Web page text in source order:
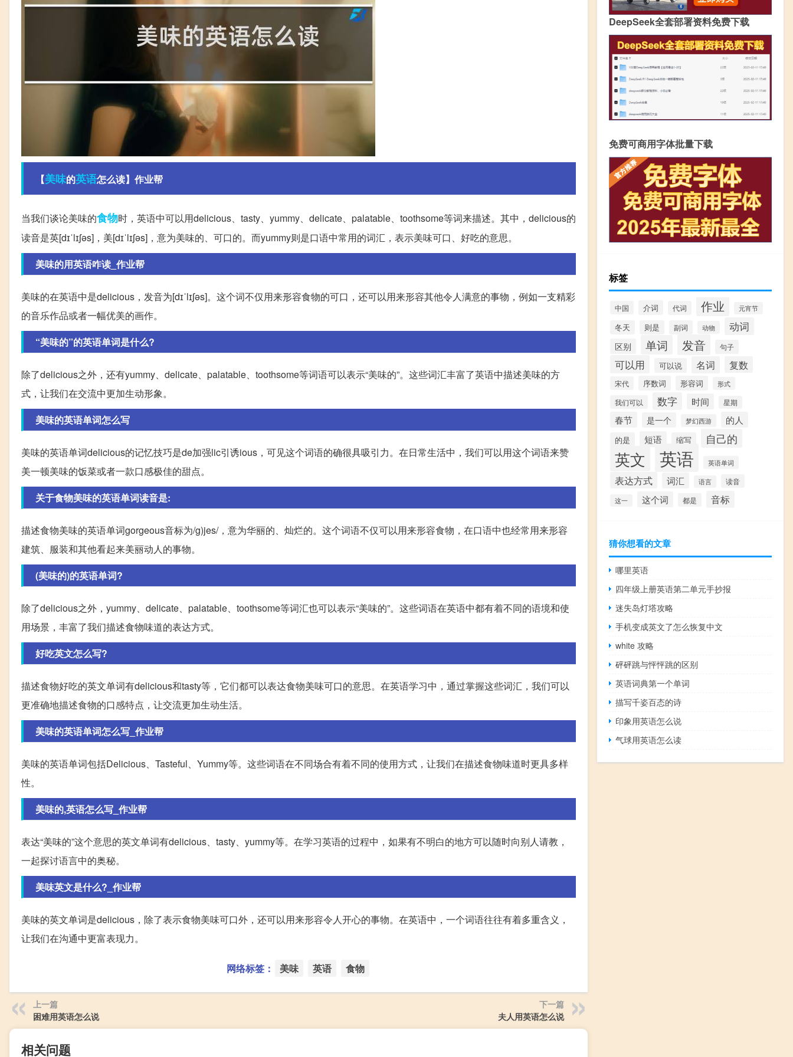
【美味的英语怎么读】作业帮
当我们谈论美味的食物时，英语中可以用delicious、tasty、yummy、delicate、palatable、toothsome等词来描述。其中，delicious的
读音是英[dɪˈlɪʃəs]，美[dɪˈlɪʃəs]，意为美味的、可口的。而yummy则是口语中常用的词汇，表示美味可口、好吃的意思。
美味的用英语咋读_作业帮
美味的在英语中是delicious，发音为[dɪˈlɪʃəs]。这个词不仅用来形容食物的可口，还可以用来形容其他令人满意的事物，例如一支精彩
的音乐作品或者一幅优美的画作。
“美味的”的英语单词是什么?
除了delicious之外，还有yummy、delicate、palatable、toothsome等词语可以表示“美味的”。这些词汇丰富了英语中描述美味的方
式，让我们在交流中更加生动形象。
美味的英语单词怎么写
美味的英语单词delicious的记忆技巧是de加强lic引诱ious，可见这个词语的确很具吸引力。在日常生活中，我们可以用这个词语来赞
美一顿美味的饭菜或者一款口感极佳的甜点。
关于食物美味的英语单词读音是:
描述食物美味的英语单词gorgeous音标为/g)jes/，意为华丽的、灿烂的。这个词语不仅可以用来形容食物，在口语中也经常用来形容
建筑、服装和其他看起来美丽动人的事物。
(美味的)的英语单词?
除了delicious之外，yummy、delicate、palatable、toothsome等词汇也可以表示“美味的”。这些词语在英语中都有着不同的语境和使
用场景，丰富了我们描述食物味道的表达方式。
好吃英文怎么写?
描述食物好吃的英文单词有delicious和tasty等，它们都可以表达食物美味可口的意思。在英语学习中，通过掌握这些词汇，我们可以
更准确地描述食物的口感特点，让交流更加生动生活。
美味的英语单词怎么写_作业帮
美味的英语单词包括Delicious、Tasteful、Yummy等。这些词语在不同场合有着不同的使用方式，让我们在描述食物味道时更具多样
性。
美味的,英语怎么写_作业帮
表达“美味的”这个意思的英文单词有delicious、tasty、yummy等。在学习英语的过程中，如果有不明白的地方可以随时向别人请教，
一起探讨语言中的奥秘。
美味英文是什么?_作业帮
美味的英文单词是delicious，除了表示食物美味可口外，还可以用来形容令人开心的事物。在英语中，一个词语往往有着多重含义，
让我们在沟通中更富表现力。
网络标签： 美味 英语 食物
上一篇
困难用英语怎么说
下一篇
夫人用英语怎么说
相关问题
DeepSeek全套部署资料免费下载
免费可商用字体批量下载
标签
中国 介词 代词 作业 元宵节
冬天 则是 副词 动物 动词
区别 单词 发音 句子
可以用 可以说 名词 复数
宋代 序数词 形容词 形式
我们可以 数字 时间 星期
春节 是一个 梦幻西游 的人
的是 短语 缩写 自己的
英文 英语 英语单词
表达方式 词汇 语言 读音
这一 这个词 都是 音标
猜你想看的文章
哪里英语
四年级上册英语第二单元手抄报
迷失岛灯塔攻略
手机变成英文了怎么恢复中文
white 攻略
砰砰跳与怦怦跳的区别
英语词典第一个单词
描写千姿百态的诗
印象用英语怎么说
气球用英语怎么读